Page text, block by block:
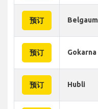
预订 Belgaum
预订 Gokarna
预订 Hubli